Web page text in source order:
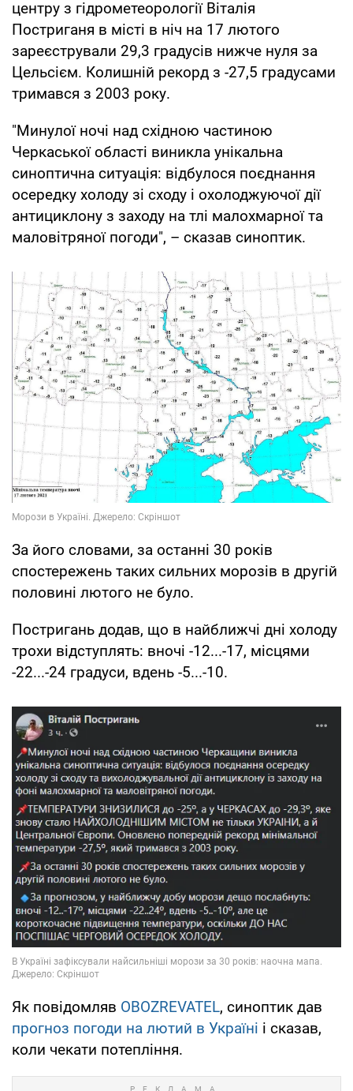
центру з гідрометеорології Віталія
Постриганя в місті в ніч на 17 лютого
зареєстрували 29,3 градусів нижче нуля за
Цельсієм. Колишній рекорд з -27,5 градусами
тримався з 2003 року.
"Минулої ночі над східною частиною
Черкаської області виникла унікальна
синоптична ситуація: відбулося поєднання
осередку холоду зі сходу і охолоджуючої дії
антициклону з заходу на тлі малохмарної та
маловітряної погоди", – сказав синоптик.
За його словами, за останні 30 років
спостережень таких сильних морозів в другій
половині лютого не було.
Постригань додав, що в найближчі дні холоду
трохи відступлять: вночі -12...-17, місцями
-22...-24 градуси, вдень -5...-10.
Як повідомляв OBOZREVATEL, синоптик дав
прогноз погоди на лютий в Україні і сказав,
коли чекати потепління.